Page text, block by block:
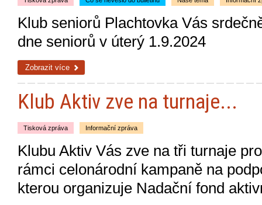
Klub seniorů Plachtovka Vás
dne seniorů v úterý 1.9.2024
Zobrazit více
Klub Aktiv zve na turnaje...
Tisková zpráva Informační zpráva
Klubu Aktiv Vás zve na tři turnaje
rámci celonárodní kampaně na
kterou organizuje Nadační fond